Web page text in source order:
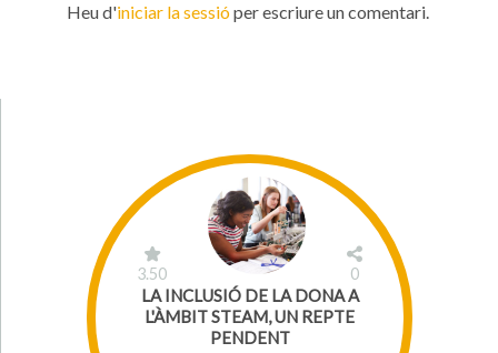
Heu d'iniciar la sessióper escriure un comentari.
3.50 0
LA INCLUSIÓ DE LA DONA A
L'ÀMBIT STEAM, UN REPTE
PENDENT